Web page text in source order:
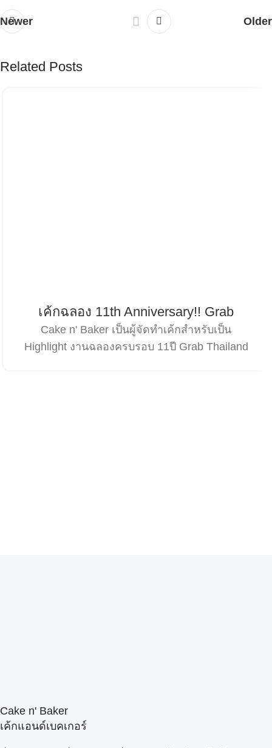
Newer Older
Related Posts
เค้กฉลอง 11th Anniversary!! Grab
Cake n' Baker เป็นผู้จัดทำเค้กสำหรับเป็น
Highlight งานฉลองครบรอบ 11ปี Grab Thailand
Cake n' Baker
เค้กแอนด์เบคเกอร์